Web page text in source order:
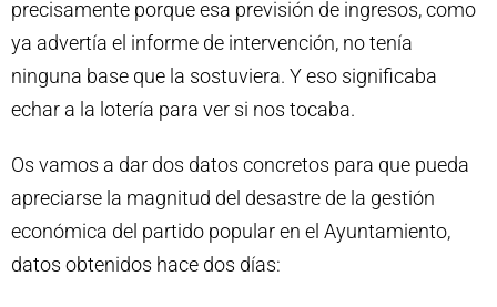
precisamente porque esa previsión de ingresos, como
ya advertía el informe de intervención, no tenía
ninguna base que la sostuviera. Y eso significaba
echar a la lotería para ver si nos tocaba.
Os vamos a dar dos datos concretos para que pueda
apreciarse la magnitud del desastre de la gestión
económica del partido popular en el Ayuntamiento,
datos obtenidos hace dos días: